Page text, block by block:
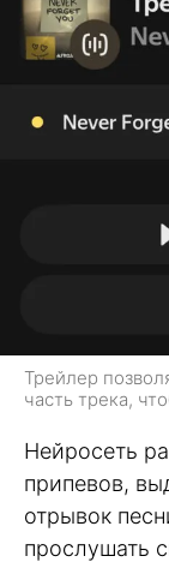
Трейлер
часть трека,
Нейросеть
припевов,
отрывок
прослушать